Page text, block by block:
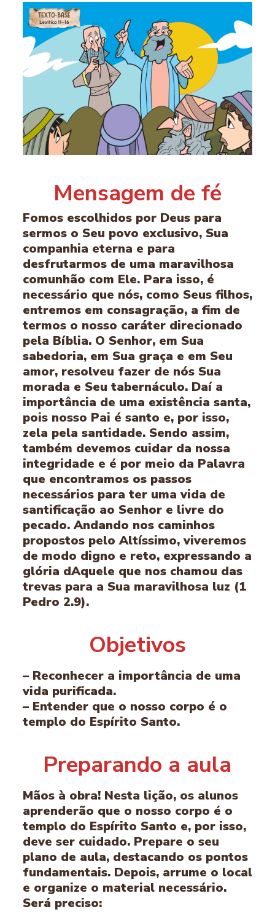
Mensagem de fé
Fomos escolhidos por Deus para
sermos o Seu povo exclusivo, Sua
companhia eterna e para
desfrutarmos de uma maravilhosa
comunhão com Ele. Para isso, é
necessário que nós, como Seus filhos,
entremos em consagração, a fim de
termos o nosso caráter direcionado
pela Bíblia. O Senhor, em Sua
sabedoria, em Sua graça e em Seu
amor, resolveu fazer de nós Sua
morada e Seu tabernáculo. Daí a
importância de uma existência santa,
pois nosso Pai é santo e, por isso,
zela pela santidade. Sendo assim,
também devemos cuidar da nossa
integridade e é por meio da Palavra
que encontramos os passos
necessários para ter uma vida de
santificação ao Senhor e livre do
pecado. Andando nos caminhos
propostos pelo Altíssimo, viveremos
de modo digno e reto, expressando a
glória dAquele que nos chamou das
trevas para a Sua maravilhosa luz (1
Pedro 2.9).
Objetivos
– Reconhecer a importância de uma
vida purificada.
– Entender que o nosso corpo é o
templo do Espírito Santo.
Preparando a aula
Mãos à obra! Nesta lição, os alunos
aprenderão que o nosso corpo é o
templo do Espírito Santo e, por isso,
deve ser cuidado. Prepare o seu
plano de aula, destacando os pontos
fundamentais. Depois, arrume o local
e organize o material necessário.
Será preciso: